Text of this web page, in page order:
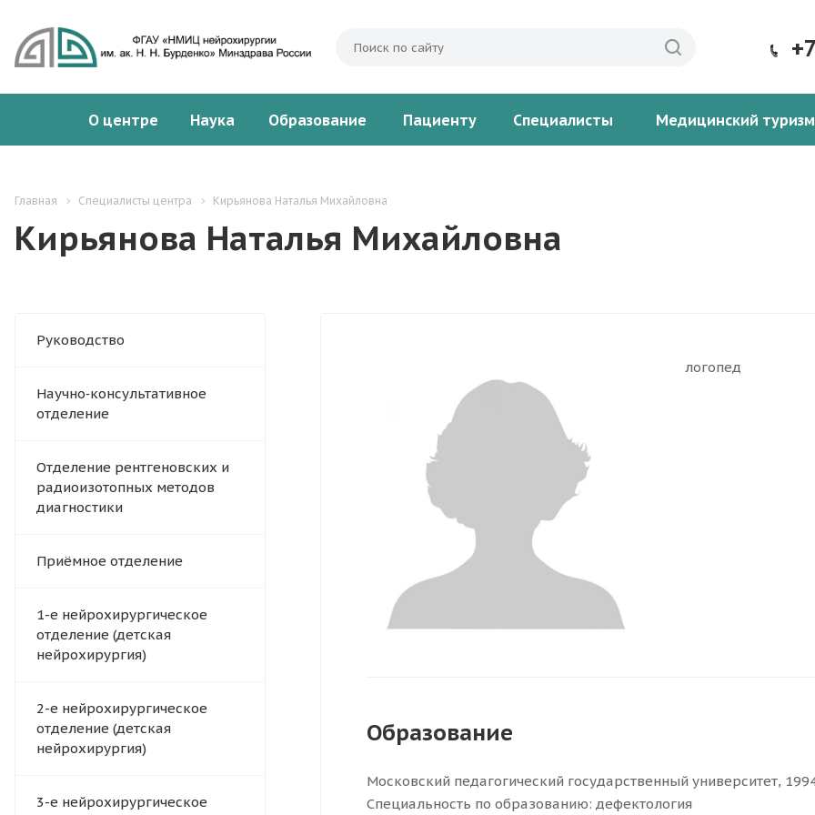
О центре Наука Образование Пациенту Специалисты Медицинский туризм
Главная Специалисты центра Кирьянова Наталья Михайловна
Кирьянова Наталья Михайловна
Руководство
Научно‑консультативное
отделение
Отделение рентгеновских и
радиоизотопных методов
диагностики
Приёмное отделение
1-е нейрохирургическое
отделение (детская
нейрохирургия)
2-е нейрохирургическое
отделение (детская
нейрохирургия)
3-е нейрохирургическое
логопед
Образование
Московский педагогический государственный университет,
Специальность по образованию: дефектология